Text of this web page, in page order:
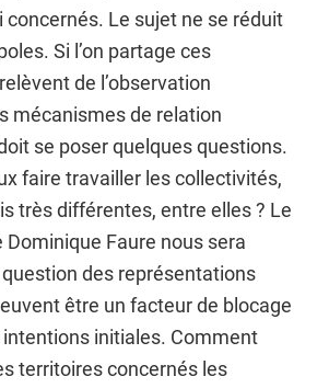
concernés. Le sujet ne se réduit
Si l’on partage ces
de l’observation
mécanismes de relation
se poser quelques questions.
faire travailler les collectivités,
très différentes, entre elles ? Le
Faure nous sera
des représentations
être un facteur de blocage
initiales. Comment
territoires concernés les